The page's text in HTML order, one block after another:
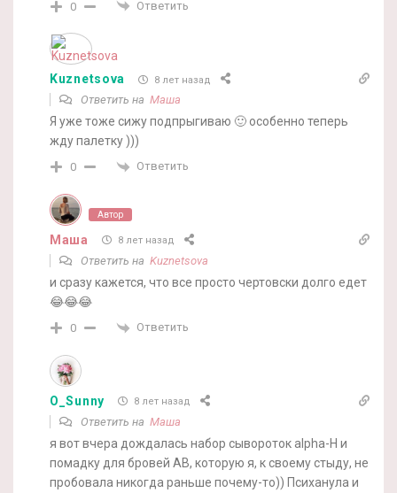
0 Ответить
Kuznetsova 8 лет назад
Ответить на Маша
Я уже тоже сижу подпрыгиваю 🙂 особенно теперь
жду палетку )))
0 Ответить
Автор
Маша 8 лет назад
Ответить на Kuznetsova
и сразу кажется, что все просто чертовски долго едет
😂😂😂
0 Ответить
O_Sunny 8 лет назад
Ответить на Маша
я вот вчера дождалась набор сывороток alpha-H и
помадку для бровей AB, которую я, к своему стыду, не
пробовала никогда раньше почему-то)) Психанула и